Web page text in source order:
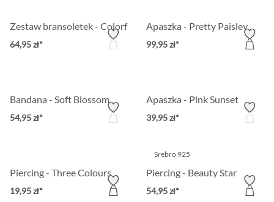
Zestaw bransoletek - Colorful Lotus
64,95 zł*
Apaszka - Pretty Paisley
99,95 zł*
Bandana - Soft Blossom
54,95 zł*
Apaszka - Pink Sunset
39,95 zł*
Piercing - Three Colours
19,95 zł*
Srebro 925
Piercing - Beauty Star
54,95 zł*